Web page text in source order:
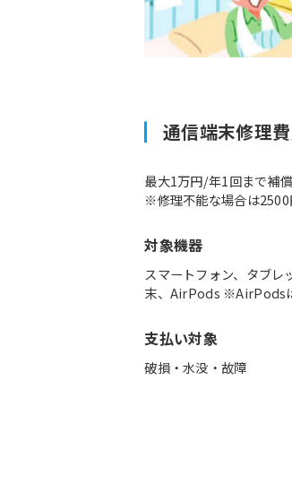
通信端末修理
最大1万円/年1回まで補
※修理不能な場合は
対象機器
スマートフォン、タブ
末、AirPods ※AirPods
支払い対象
破損・水没・故障